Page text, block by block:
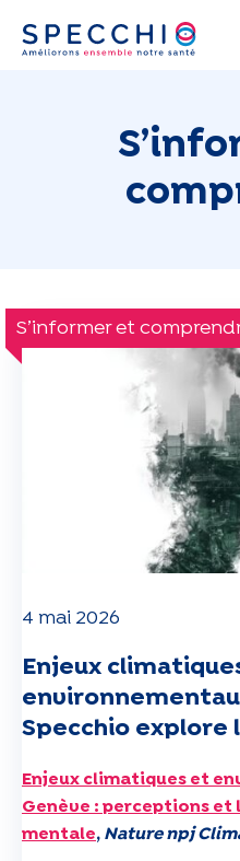
S’informer et
4 mai 2026
Enjeux
Specchio explore
Enjeux climatiques et
Genève : perceptions et
mentale, Nature npj